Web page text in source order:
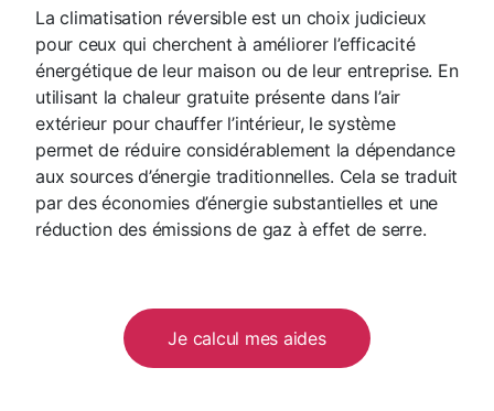
La climatisation réversible est un choix judicieux
pour ceux qui cherchent à améliorer l’efficacité
énergétique de leur maison ou de leur entreprise. En
utilisant la chaleur gratuite présente dans l’air
extérieur pour chauffer l’intérieur, le système
permet de réduire considérablement la dépendance
aux sources d’énergie traditionnelles. Cela se traduit
par des économies d’énergie substantielles et une
réduction des émissions de gaz à effet de serre.
Je calcul mes aides